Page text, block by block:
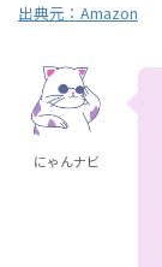
出典元： Amazon
にゃんナビ